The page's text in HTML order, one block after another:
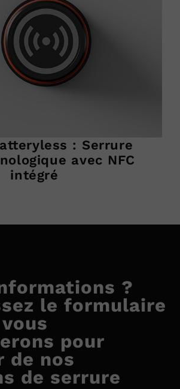
: Serrure
avec NFC
intégré
?
le formulaire
pour
de nos
de serrure